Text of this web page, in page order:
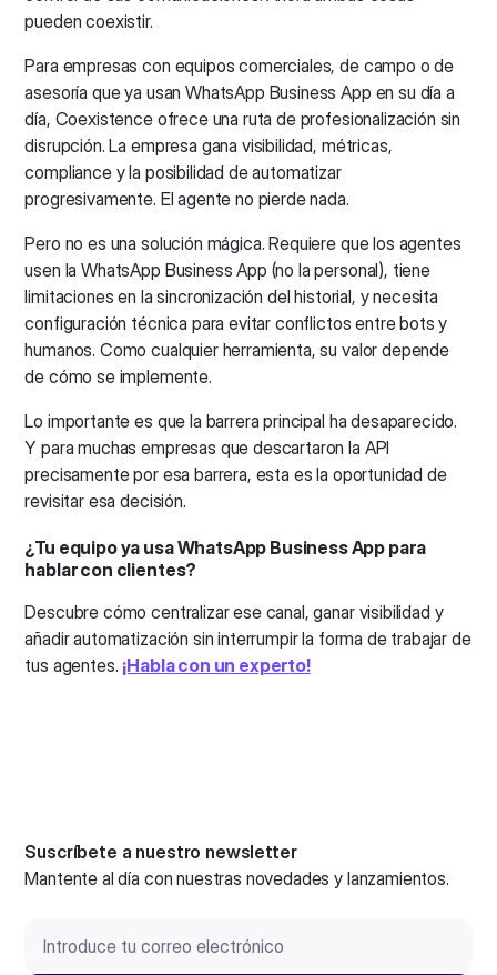
pueden coexistir.
Para empresas con equipos comerciales, de campo o de
asesoría que ya usan WhatsApp Business App en su día a
día, Coexistence ofrece una ruta de profesionalización sin
disrupción. La empresa gana visibilidad, métricas,
compliance y la posibilidad de automatizar
progresivamente. El agente no pierde nada.
Pero no es una solución mágica. Requiere que los agentes
usen la WhatsApp Business App (no la personal), tiene
limitaciones en la sincronización del historial, y necesita
configuración técnica para evitar conflictos entre bots y
humanos. Como cualquier herramienta, su valor depende
de cómo se implemente.
Lo importante es que la barrera principal ha desaparecido.
Y para muchas empresas que descartaron la API
precisamente por esa barrera, esta es la oportunidad de
revisitar esa decisión.
¿Tu equipo ya usa WhatsApp Business App para
hablar con clientes?
Descubre cómo centralizar ese canal, ganar visibilidad y
añadir automatización sin interrumpir la forma de trabajar de
tus agentes. ¡Habla con un experto!
Suscríbete a nuestro newsletter
Mantente al día con nuestras novedades y lanzamientos.